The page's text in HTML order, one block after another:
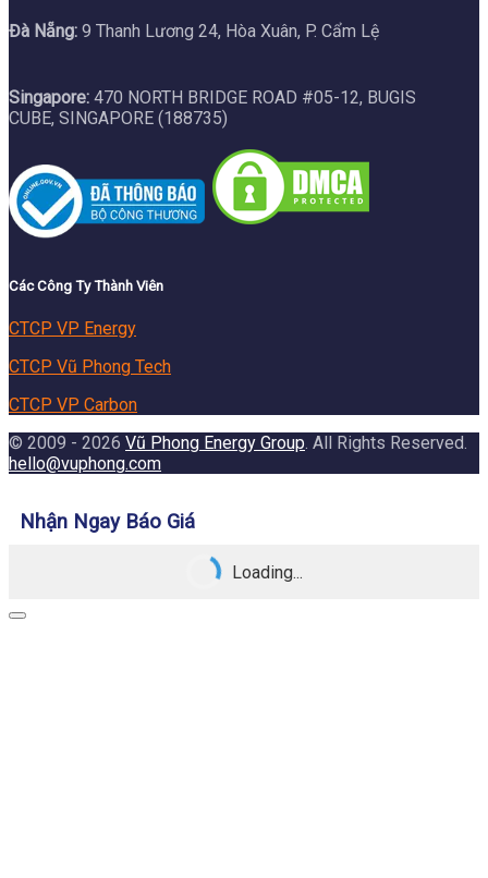
Đà Nẵng: 9 Thanh Lương 24, Hòa Xuân, P. Cẩm Lệ
Singapore: 470 NORTH BRIDGE ROAD #05-12, BUGIS
CUBE, SINGAPORE (188735)
Các Công Ty Thành Viên
CTCP VP Energy
CTCP Vũ Phong Tech
CTCP VP Carbon
© 2009 - 2026 Vũ Phong Energy Group . All Rights Reserved.
hello@vuphong.com
Nhận Ngay Báo Giá
Loading...